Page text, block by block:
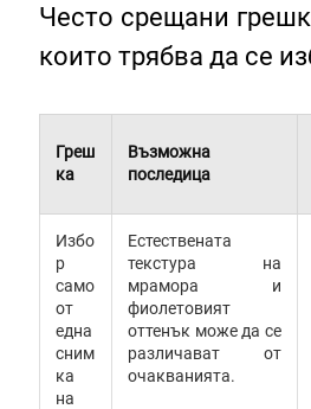
Често срещани
които трябва да се
Греш
ка
Възможна
последица
Избо
р
само
от
една
сним
ка
на
Естествената
текстура на
мрамора и
фиолетовият
оттенък може да се
различават от
очакванията.